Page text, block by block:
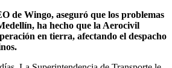
de Wingo, aseguró que los problemas
ha hecho que la Aerocivil
en tierra, afectando el despacho